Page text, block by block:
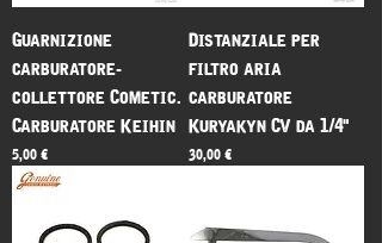
Guarnizione
carburatore-
collettore Cometic.
Carburatore Keihin
Prezzo
5,00 €
Distanziale per
filtro aria
carburatore
Kuryakyn CV da 1/4"
Prezzo
30,00 €